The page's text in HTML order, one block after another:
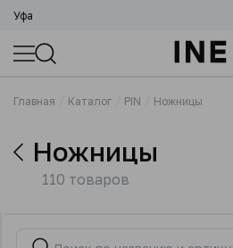
Уфа
Главная Каталог PIN Ножницы
Ножницы
110 товаров